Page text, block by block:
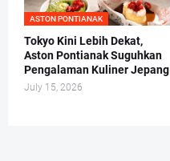
ASTON PONTIANAK
Tokyo Kini Lebih Dekat,
Aston Pontianak Suguhkan
Pengalaman Kuliner Jepang
July 15, 2026